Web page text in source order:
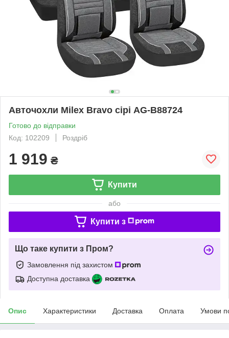
Авточохли Milex Bravo сірі AG-B88724
Готово до відправки
Код: 102209
Роздріб
1 919 ₴
Купити
або
Купити з
Що таке купити з Пром?
Замовлення під захистом
Доступна доставка
Опис Характеристики Доставка Оплата Умови